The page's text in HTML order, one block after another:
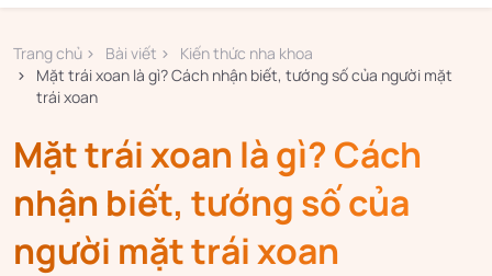
Trang chủ Bài viết
Kiến thức nha khoa
Mặt trái xoan là gì? Cách nhận biết, tướng số của người mặt
trái xoan
Mặt trái xoan là gì? Cách
nhận biết, tướng số của
người mặt trái xoan